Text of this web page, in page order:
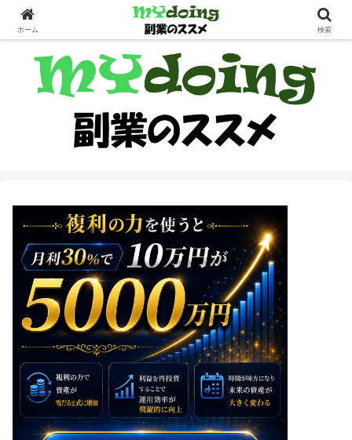
副業界隈
ホーム 検索